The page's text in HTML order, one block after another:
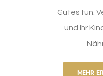
Gutes tun.
und Ihr
MEHR